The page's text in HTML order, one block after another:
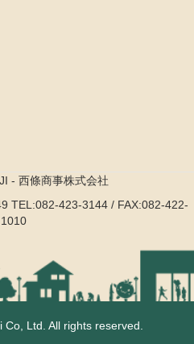
- 西條商事株式会社
TEL:082-423-3144 / FAX:082-422-
1010
Ltd. All rights reserved.